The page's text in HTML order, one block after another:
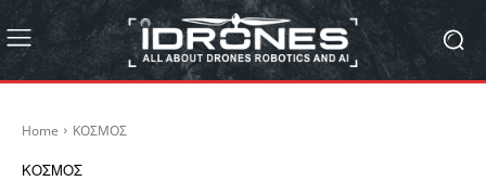
Home ΚΟΣΜΟΣ
ΚΟΣΜΟΣ